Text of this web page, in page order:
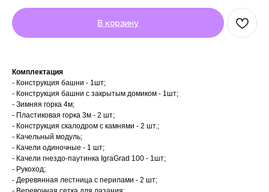
В корзину
Комплектация
- Конструкция башни - 1шт;
- Конструкция башни с закрытым домиком - 1шт;
- Зимняя горка 4м;
- Пластиковая горка 3м - 2 шт;
- Конструкция скалодром с камнями - 2 шт.;
- Качельный модуль;
- Качели одиночные - 1 шт;
- Качели гнездо-паутинка IgraGrad 100 - 1шт;
- Рукоход;
- Деревянная лестница с перилами - 2 шт;